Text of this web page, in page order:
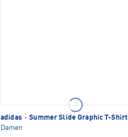
adidas · Summer Slide Graphic T-Shirt
Damen